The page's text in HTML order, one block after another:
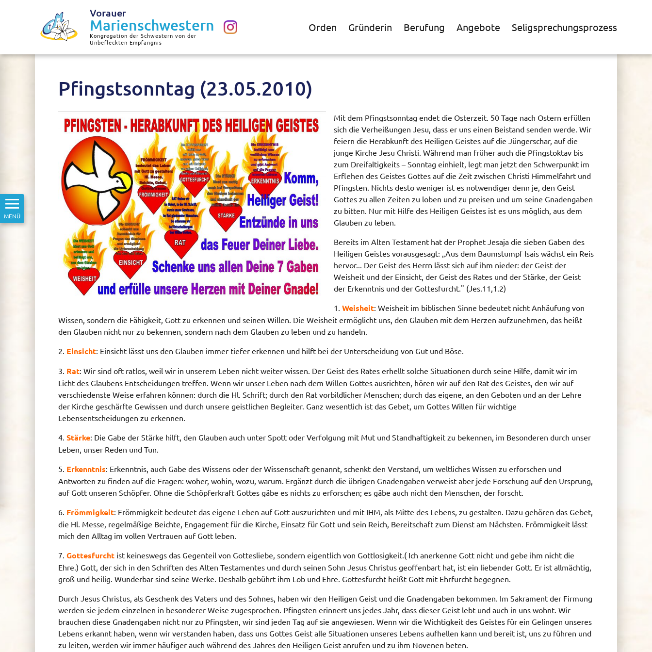
Vorauer
Marienschwestern
Kongregation der Schwestern von der
Unbefleckten Empfängnis
Orden Gründerin Berufung Angebote Seligsprechungsprozess
MENÜ
Pfingstsonntag (23.05.2010)
Mit dem Pfingstsonntag endet die Osterzeit. 50 Tage nach Ostern erfüllen
sich die Verheißungen Jesu, dass er uns einen Beistand senden werde. Wir
feiern die Herabkunft des Heiligen Geistes auf die Jüngerschar, auf die
junge Kirche Jesu Christi. Während man früher auch die Pfingstoktav bis
zum Dreifaltigkeits – Sonntag einhielt, legt man jetzt den Schwerpunkt im
Erflehen des Geistes Gottes auf die Zeit zwischen Christi Himmelfahrt und
Pfingsten. Nichts desto weniger ist es notwendiger denn je, den Geist
Gottes zu allen Zeiten zu loben und zu preisen und um seine Gnadengaben
zu bitten. Nur mit Hilfe des Heiligen Geistes ist es uns möglich, aus dem
Glauben zu leben.
Bereits im Alten Testament hat der Prophet Jesaja die sieben Gaben des
Heiligen Geistes vorausgesagt: „Aus dem Baumstumpf Isais wächst ein Reis
hervor... Der Geist des Herrn lässt sich auf ihm nieder: der Geist der
Weisheit und der Einsicht, der Geist des Rates und der Stärke, der Geist
der Erkenntnis und der Gottesfurcht." (Jes.11,1.2)
1. Weisheit: Weisheit im biblischen Sinne bedeutet nicht Anhäufung von
Wissen, sondern die Fähigkeit, Gott zu erkennen und seinen Willen. Die Weisheit ermöglicht uns, den Glauben mit dem Herzen aufzunehmen, das heißt
den Glauben nicht nur zu bekennen, sondern nach dem Glauben zu leben und zu handeln.
2. Einsicht: Einsicht lässt uns den Glauben immer tiefer erkennen und hilft bei der Unterscheidung von Gut und Böse.
3. Rat: Wir sind oft ratlos, weil wir in unserem Leben nicht weiter wissen. Der Geist des Rates erhellt solche Situationen durch seine Hilfe, damit wir im
Licht des Glaubens Entscheidungen treffen. Wenn wir unser Leben nach dem Willen Gottes ausrichten, hören wir auf den Rat des Geistes, den wir auf
verschiedenste Weise erfahren können: durch die Hl. Schrift; durch den Rat vorbildlicher Menschen; durch das eigene, an den Geboten und an der Lehre
der Kirche geschärfte Gewissen und durch unsere geistlichen Begleiter. Ganz wesentlich ist das Gebet, um Gottes Willen für wichtige
Lebensentscheidungen zu erkennen.
4. Stärke: Die Gabe der Stärke hilft, den Glauben auch unter Spott oder Verfolgung mit Mut und Standhaftigkeit zu bekennen, im Besonderen durch unser
Leben, unser Reden und Tun.
5. Erkenntnis: Erkenntnis, auch Gabe des Wissens oder der Wissenschaft genannt, schenkt den Verstand, um weltliches Wissen zu erforschen und
Antworten zu finden auf die Fragen: woher, wohin, wozu, warum. Ergänzt durch die übrigen Gnadengaben verweist aber jede Forschung auf den Ursprung,
auf Gott unseren Schöpfer. Ohne die Schöpferkraft Gottes gäbe es nichts zu erforschen; es gäbe auch nicht den Menschen, der forscht.
6. Frömmigkeit: Frömmigkeit bedeutet das eigene Leben auf Gott auszurichten und mit IHM, als Mitte des Lebens, zu gestalten. Dazu gehören das Gebet,
die Hl. Messe, regelmäßige Beichte, Engagement für die Kirche, Einsatz für Gott und sein Reich, Bereitschaft zum Dienst am Nächsten. Frömmigkeit lässt
mich den Alltag im vollen Vertrauen auf Gott leben.
7. Gottesfurcht ist keineswegs das Gegenteil von Gottesliebe, sondern eigentlich von Gottlosigkeit.( Ich anerkenne Gott nicht und gebe ihm nicht die
Ehre.) Gott, der sich in den Schriften des Alten Testamentes und durch seinen Sohn Jesus Christus geoffenbart hat, ist ein liebender Gott. Er ist allmächtig,
groß und heilig. Wunderbar sind seine Werke. Deshalb gebührt ihm Lob und Ehre. Gottesfurcht heißt Gott mit Ehrfurcht begegnen.
Durch Jesus Christus, als Geschenk des Vaters und des Sohnes, haben wir den Heiligen Geist und die Gnadengaben bekommen. Im Sakrament der Firmung
werden sie jedem einzelnen in besonderer Weise zugesprochen. Pfingsten erinnert uns jedes Jahr, dass dieser Geist lebt und auch in uns wohnt. Wir
brauchen diese Gnadengaben nicht nur zu Pfingsten, wir sind jeden Tag auf sie angewiesen. Wenn wir die Wichtigkeit des Geistes für ein Gelingen unseres
Lebens erkannt haben, wenn wir verstanden haben, dass uns Gottes Geist alle Situationen unseres Lebens aufhellen kann und bereit ist, uns zu führen und
zu leiten, werden wir immer häufiger auch während des Jahres den Heiligen Geist anrufen und zu ihm Novenen beten.